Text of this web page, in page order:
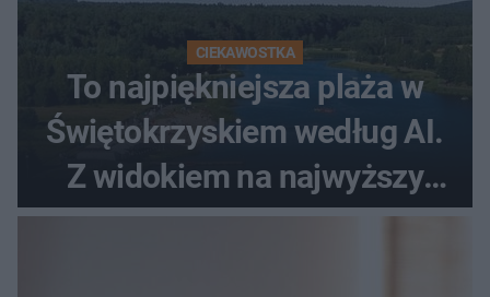
CIEKAWOSTKA
To najpiękniejsza plaża w
Świętokrzyskiem według AI.
Z widokiem na najwyższy
szczyt Gór Świętokrzyskich